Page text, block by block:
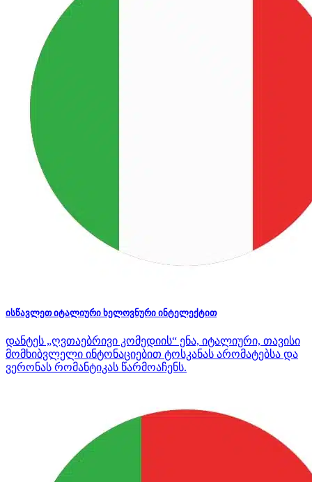
ისწავლეთ იტალიური ხელოვნური ინტელექტით
დანტეს „ღვთაებრივი კომედიის“ ენა, იტალიური, თავისი
მომხიბვლელი ინტონაციებით ტოსკანას არომატებსა და
ვერონას რომანტიკას წარმოაჩენს.